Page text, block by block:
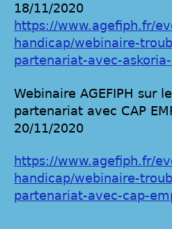
18/11/2020
https://www.agefiph.fr/
handicap/webinaire-
partenariat-avec-
Webinaire AGEFIPH sur
partenariat avec CAP
20/11/2020
https://www.agefiph.fr/
handicap/webinaire-
partenariat-avec-cap-